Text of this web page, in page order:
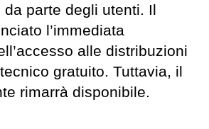
parte degli utenti. Il
l’immediata
alle distribuzioni
gratuito. Tuttavia, il
rimarrà disponibile.